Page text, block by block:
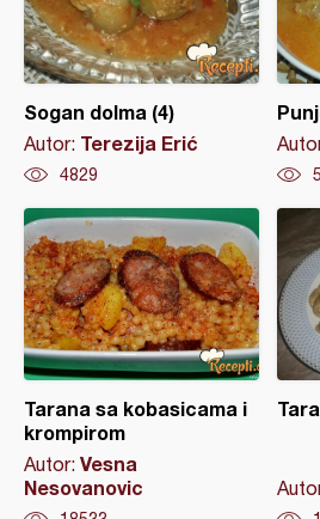
Sogan dolma (4)
Autor: Terezija Erić
4829
Tarana sa kobasicama i
krompirom
Autor: Vesna
Nesovanovic